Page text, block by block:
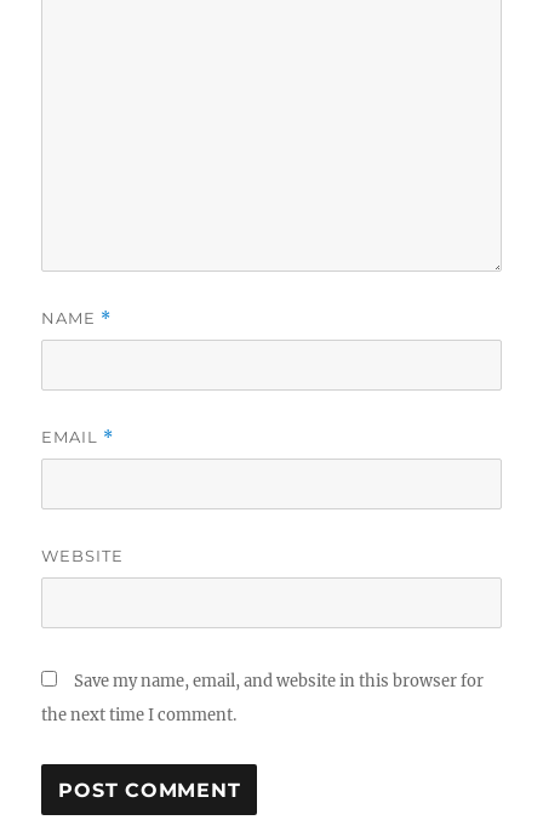
NAME *
EMAIL *
WEBSITE
Save my name, email, and website in this browser for
the next time I comment.